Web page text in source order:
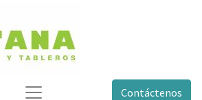
Contáctenos